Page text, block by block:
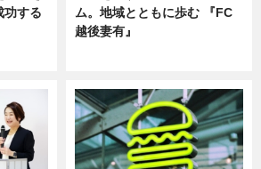
功する
ム。地域とともに歩む 『FC
越後妻有』